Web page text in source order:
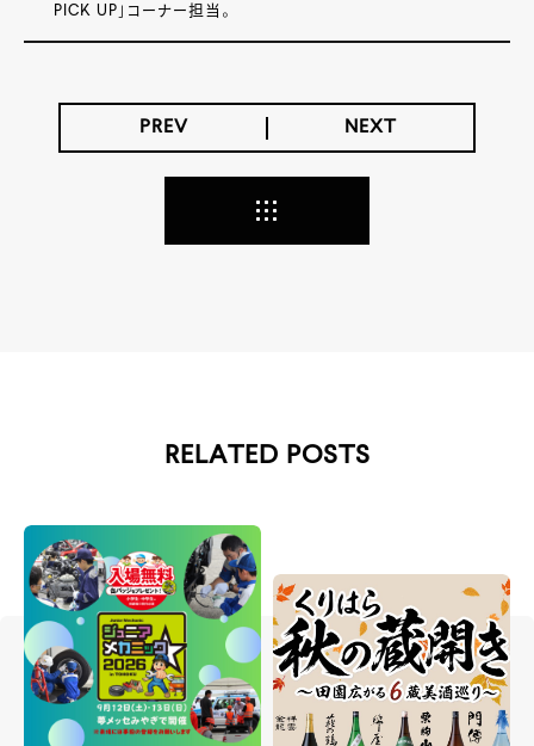
PICK UP」コーナー担当。
PREV NEXT
RELATED POSTS